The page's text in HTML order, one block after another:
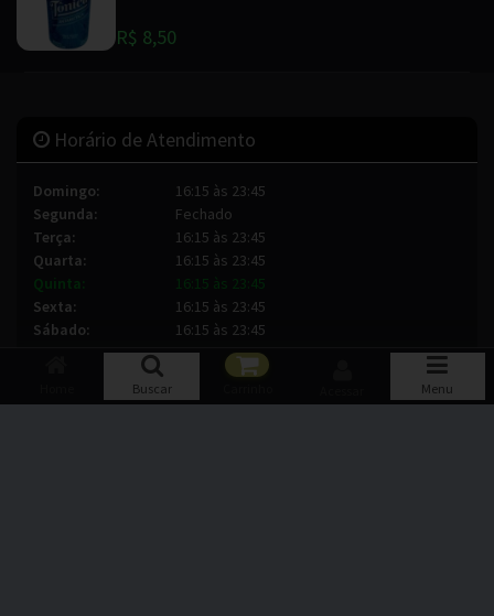
R$ 8,50
Buscar Menu
Horário de Atendimento
Domingo:
16:15 às 23:45
Segunda:
Fechado
Terça:
16:15 às 23:45
Quarta:
16:15 às 23:45
Quinta:
16:15 às 23:45
Sexta:
16:15 às 23:45
Sábado:
16:15 às 23:45